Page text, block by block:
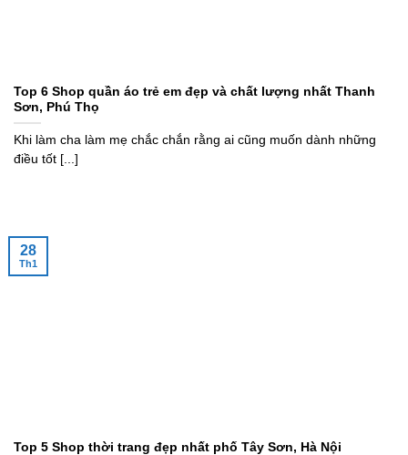
Top 6 Shop quần áo trẻ em đẹp và chất lượng nhất Thanh
Sơn, Phú Thọ
Khi làm cha làm mẹ chắc chắn rằng ai cũng muốn dành những
điều tốt [...]
Top 5 Shop thời trang đẹp nhất phố Tây Sơn, Hà Nội
28
Th1